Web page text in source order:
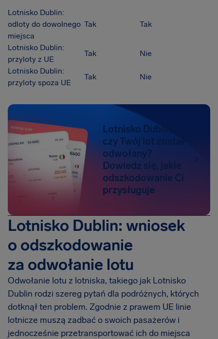
Lotnisko Dublin:
odloty do dowolnego
miejsca
Tak Tak
Lotnisko Dublin:
przyloty z UE
Tak
Nie
Lotnisko Dublin:
przyloty spoza UE
Tak Nie
Lotnisko Dublin:
czy Twój lot został
odwołany?
Dowiedz się, jakie
odszkodowanie Ci
przysługuje
Lotnisko Dublin: wniosek
o odszkodowanie
za odwołanie lotu
Odwołanie lotu z lotniska, takiego jak Lotnisko
Dublin rodzi szereg pytań dla podróżnych, których
dotknął ten problem. Zgodnie z prawem UE linie
lotnicze muszą zadbać o swoich pasażerów i
jednocześnie przetransportować ich do miejsca